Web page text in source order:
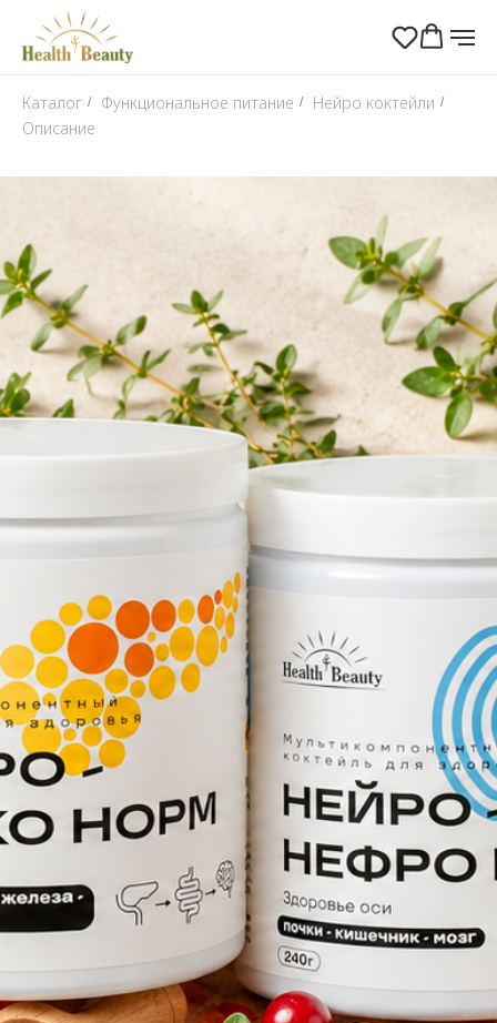
Каталог / Функциональное питание / Нейро коктейли /
Описание